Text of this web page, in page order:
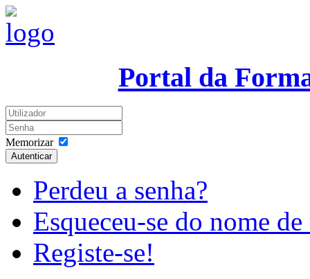
Portal da
Memorizar
Autenticar
Perdeu a senha?
Esqueceu-se do nome
Registe-se!